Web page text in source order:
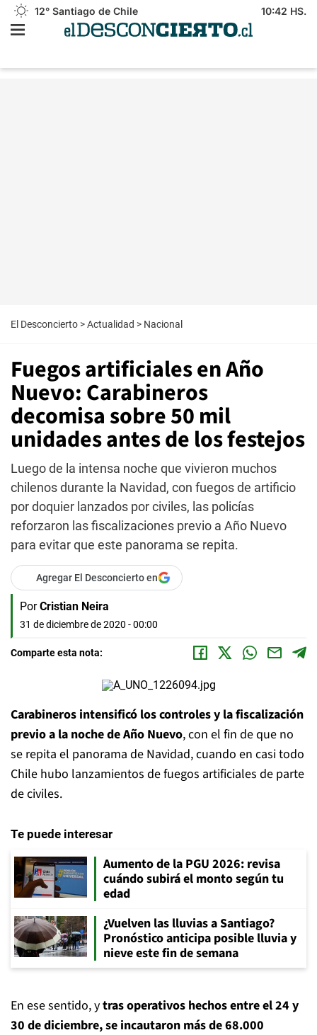
12° Santiago de Chile 10:42 HS.
El Desconcierto >Actualidad > Nacional
Fuegos artificiales en Año
Nuevo: Carabineros
decomisa sobre 50 mil
unidades antes de los festejos
Luego de la intensa noche que vivieron muchos
chilenos durante la Navidad, con fuegos de artificio
por doquier lanzados por civiles, las policías
reforzaron las fiscalizaciones previo a Año Nuevo
para evitar que este panorama se repita.
Agregar El Desconcierto en
Por Cristian Neira
31 de diciembre de 2020 - 00:00
Comparte esta nota:
Carabineros intensificó los controles y la fiscalización
previo a la noche de Año Nuevo, con el fin de que no
se repita el panorama de Navidad, cuando en casi todo
Chile hubo lanzamientos de fuegos artificiales de parte
de civiles.
Te puede interesar
Aumento de la PGU 2026: revisa
cuándo subirá el monto según tu
edad
¿Vuelven las lluvias a Santiago?
Pronóstico anticipa posible lluvia y
nieve este fin de semana
En ese sentido, ytras operativos hechos entre el 24 y
30 de diciembre, se incautaron más de 68.000